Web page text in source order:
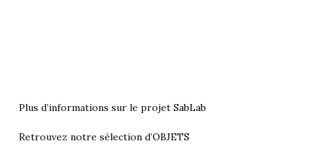
Plus d’informations sur le projet SabLab
Retrouvez notre sélection d’OBJETS